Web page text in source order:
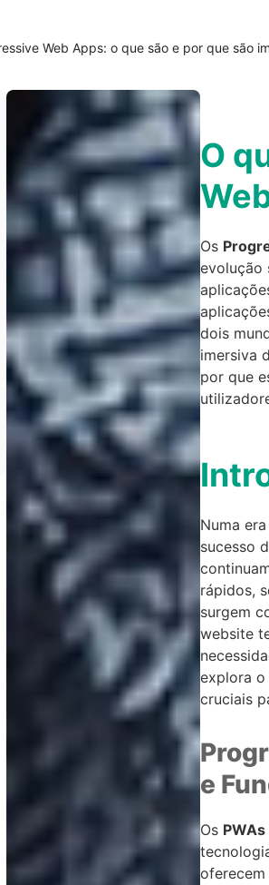
Web Apps: o que são e por que são
O
Os
evolução
dois
imersiva
por que
Numa
sucesso
rápidos,
surgem
website
explora o
cruciais
e
Os PWAs
oferecem